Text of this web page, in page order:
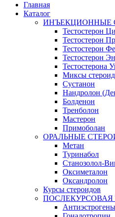
Главная
Каталог
ИНЪЕКЦИОННЫЕ
Тестостерон
Тестостерон
Тестостерон
Тестостерон
Тестостерона
Миксы
Сустанон
Нандролон
Болденон
Тренболон
Мастерон
Примоболан
ОРАЛЬНЫЕ
Метан
Туринабол
Станозолол-
Оксиметалон
Оксандролон
Курсы стероидов
ПОСЛЕКУРСОВАЯ